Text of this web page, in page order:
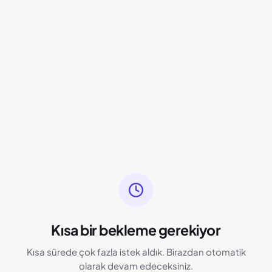
Kısa bir bekleme gerekiyor
Kısa sürede çok fazla istek aldık. Birazdan otomatik
olarak devam edeceksiniz.